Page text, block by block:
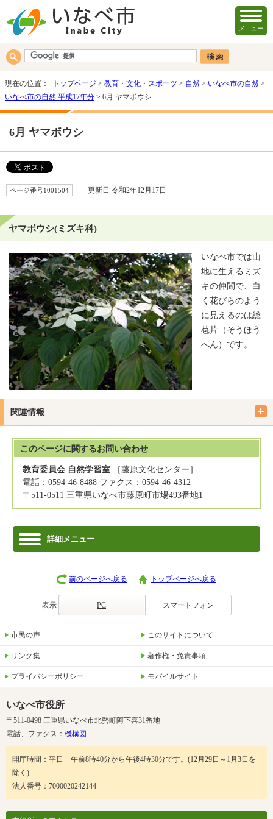
メニュー
現在の位置： トップページ > 教育・文化・スポーツ > 自然 > いなべ市の自然 >
いなべ市の自然 平成17年分 > 6月 ヤマボウシ
6月 ヤマボウシ
ページ番号1001504 更新日 令和2年12月17日
ヤマボウシ(ミズキ科)
いなべ市では山
地に生えるミズ
キの仲間で、白
く花びらのよう
に見えるのは総
苞片（そうほう
へん）です。
関連情報
このページに関するお問い合わせ
教育委員会 自然学習室 ［藤原文化センター］
電話：0594-46-8488 ファクス：0594-46-4312
〒511-0511 三重県いなべ市藤原町市場493番地1
詳細メニュー
前のページへ戻る トップページへ戻る
表示 PC スマートフォン
市民の声 このサイトについて
リンク集 著作権・免責事項
プライバシーポリシー モバイルサイト
いなべ市役所
〒511-0498 三重県いなべ市北勢町阿下喜31番地
電話、ファクス： 機構図
開庁時間：平日 午前8時40分から午後4時30分です。(12月29日～1月3日を
除く)
法人番号：7000020242144